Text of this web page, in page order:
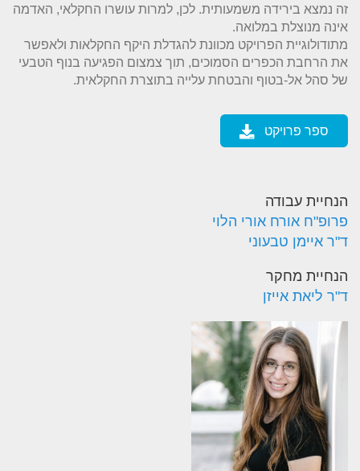
זה נמצא בירידה משמעותית. לכן, למרות עושרו החקלאי, האדמה
אינה מנוצלת במלואה.
מתודולוגיית הפרויקט מכוונת להגדלת היקף החקלאות ולאפשר
את הרחבת הכפרים הסמוכים, תוך צמצום הפגיעה בנוף הטבעי
של סהל אל-בטוף והבטחת עלייה בתוצרת החקלאית.
ספר פרויקט
הנחיית עבודה
פרופ"ח אורח אורי הלוי
ד"ר איימן טבעוני
הנחיית מחקר
ד"ר ליאת אייזן